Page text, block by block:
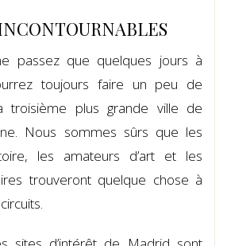
passez que quelques jours à
toujours faire un peu de
troisième plus grande ville de
Nous sommes sûrs que les
les amateurs d’art et les
trouveront quelque chose à